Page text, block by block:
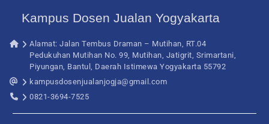
Kampus Dosen Jualan Yogyakarta
Alamat: Jalan Tembus Draman – Mutihan, RT.04
Pedukuhan Mutihan No. 99, Mutihan, Jatigrit, Srimartani,
Piyungan, Bantul, Daerah Istimewa Yogyakarta 55792
kampusdosenjualanjogja@gmail.com
0821-3694-7525